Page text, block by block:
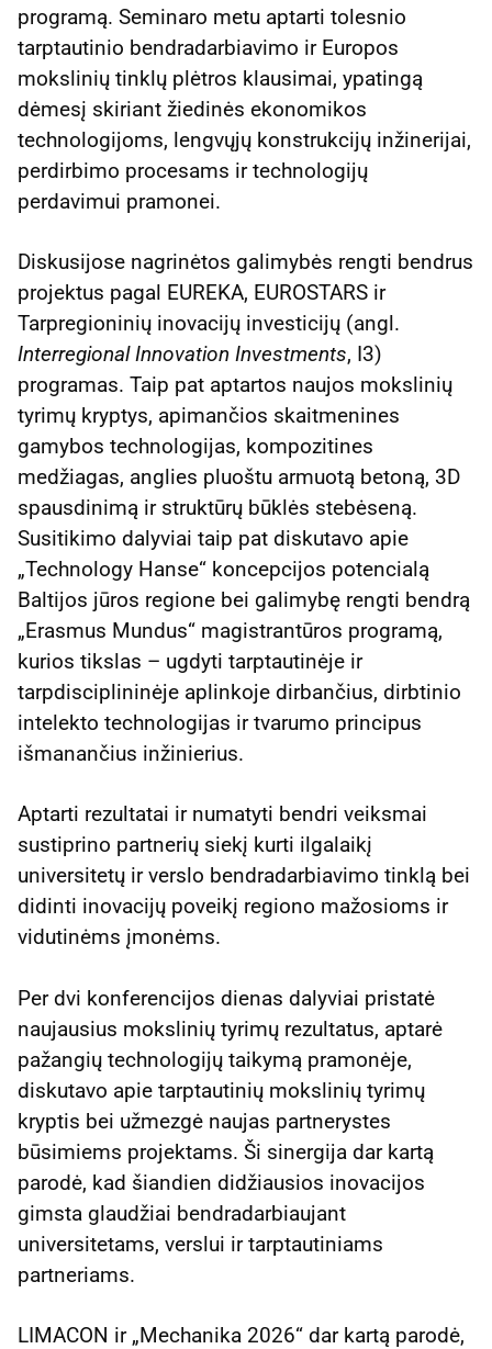
programą. Seminaro metu aptarti tolesnio
tarptautinio bendradarbiavimo ir Europos
mokslinių tinklų plėtros klausimai, ypatingą
dėmesį skiriant žiedinės ekonomikos
technologijoms, lengvųjų konstrukcijų inžinerijai,
perdirbimo procesams ir technologijų
perdavimui pramonei.
Diskusijose nagrinėtos galimybės rengti bendrus
projektus pagal EUREKA, EUROSTARS ir
Tarpregioninių inovacijų investicijų (angl.
Interregional Innovation Investments, I3)
programas. Taip pat aptartos naujos mokslinių
tyrimų kryptys, apimančios skaitmenines
gamybos technologijas, kompozitines
medžiagas, anglies pluoštu armuotą betoną, 3D
spausdinimą ir struktūrų būklės stebėseną.
Susitikimo dalyviai taip pat diskutavo apie
„Technology Hanse“ koncepcijos potencialą
Baltijos jūros regione bei galimybę rengti bendrą
„Erasmus Mundus“ magistrantūros programą,
kurios tikslas – ugdyti tarptautinėje ir
tarpdisciplininėje aplinkoje dirbančius, dirbtinio
intelekto technologijas ir tvarumo principus
išmanančius inžinierius.
Aptarti rezultatai ir numatyti bendri veiksmai
sustiprino partnerių siekį kurti ilgalaikį
universitetų ir verslo bendradarbiavimo tinklą bei
didinti inovacijų poveikį regiono mažosioms ir
vidutinėms įmonėms.
Per dvi konferencijos dienas dalyviai pristatė
naujausius mokslinių tyrimų rezultatus, aptarė
pažangių technologijų taikymą pramonėje,
diskutavo apie tarptautinių mokslinių tyrimų
kryptis bei užmezgė naujas partnerystes
būsimiems projektams. Ši sinergija dar kartą
parodė, kad šiandien didžiausios inovacijos
gimsta glaudžiai bendradarbiaujant
universitetams, verslui ir tarptautiniams
partneriams.
LIMACON ir „Mechanika 2026“ dar kartą parodė,